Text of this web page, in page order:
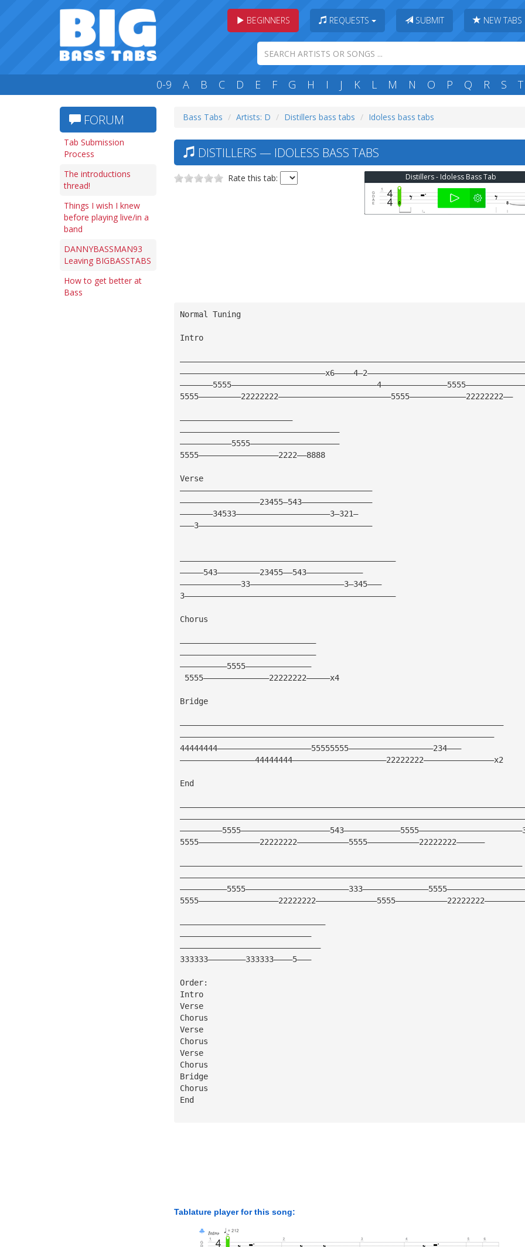
BEGINNERS REQUESTS SUBMIT NEW TABS
0-9 A B C D E F G H I J K L M N O P Q R S T
FORUM
Tab Submission
Process
The introductions
thread!
Things I wish I knew
before playing live/in a
band
DANNYBASSMAN93
Leaving BIGBASSTABS
How to get better at
Bass
Bass Tabs Artists: D Distillers bass tabs Idoless bass tabs
DISTILLERS — IDOLESS BASS TABS
Rate this tab: Distillers - Idoless Bass Tab
Normal Tuning
Intro
5555—————————22222222————————————————————————5555————————————22222222——
————————————————————————
——————————————————————————————————
———————————5555———————————————————
5555—————————————————2222——8888
Verse
—————————————————————————————————————————
—————————————————23455—543———————————————
———————34533————————————————————3—321—
———3—————————————————————————————————————
——————————————————————————————————————————————
—————543—————————23455——543————————————
—————————————33————————————————————3—345———
3—————————————————————————————————————————————
Chorus
—————————————————————————————
—————————————————————————————
——————————5555——————————————
5555——————————————22222222—————x4
Bridge
—————————————————————————————————————————————————————————————————————
———————————————————————————————————————————————————————————————————
44444444————————————————————55555555——————————————————234———
————————————————44444444————————————————————22222222———————————————x2
End
5555—————————————22222222———————————5555———————————22222222——————
—————————————————————————————————————————————————————————————————————————
———————————————————————————————
————————————————————————————
——————————————————————————————
333333————————333333————5———
Order:
Intro
Verse
Chorus
Verse
Chorus
Verse
Chorus
Bridge
Chorus
End
Tablature player for this song: